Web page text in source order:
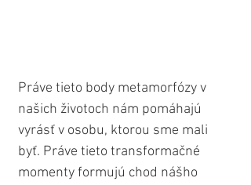
Práve tieto body metamorfózy v
našich životoch nám pomáhajú
vyrásť v osobu, ktorou sme mali
byť. Práve tieto transformačné
momenty formujú chod nášho